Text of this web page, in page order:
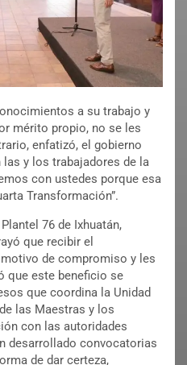
a su trabajo y
mérito propio, no se les
enfatizó, el gobierno
y los trabajadores de la
con ustedes porque esa
Transformación”.
76 de Ixhuatán,
que recibir el
de compromiso y les
que este beneficio se
que coordina la Unidad
las Maestras y los
con las autoridades
desarrollado convocatorias
de dar certeza,